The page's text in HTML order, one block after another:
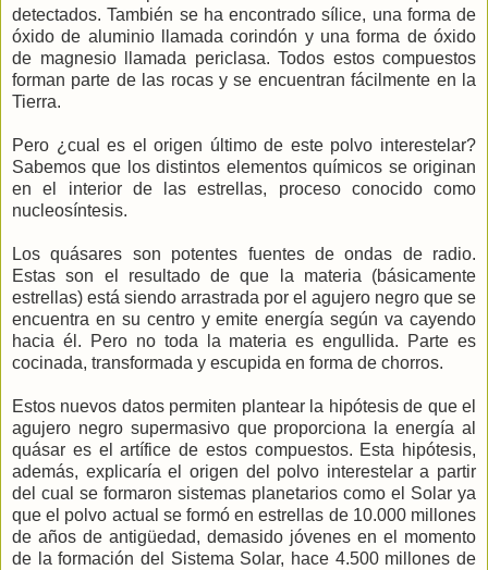
detectados. También se ha encontrado sílice, una forma de
óxido de aluminio llamada corindón y una forma de óxido
de magnesio llamada periclasa. Todos estos compuestos
forman parte de las rocas y se encuentran fácilmente en la
Tierra.
Pero ¿cual es el origen último de este polvo interestelar?
Sabemos que los distintos elementos químicos se originan
en el interior de las estrellas, proceso conocido como
nucleosíntesis.
Los quásares son potentes fuentes de ondas de radio.
Estas son el resultado de que la materia (básicamente
estrellas) está siendo arrastrada por el agujero negro que se
encuentra en su centro y emite energía según va cayendo
hacia él. Pero no toda la materia es engullida. Parte es
cocinada, transformada y escupida en forma de chorros.
Estos nuevos datos permiten plantear la hipótesis de que el
agujero negro supermasivo que proporciona la energía al
quásar es el artífice de estos compuestos. Esta hipótesis,
además, explicaría el origen del polvo interestelar a partir
del cual se formaron sistemas planetarios como el Solar ya
que el polvo actual se formó en estrellas de 10.000 millones
de años de antigüedad, demasido jóvenes en el momento
de la formación del Sistema Solar, hace 4.500 millones de